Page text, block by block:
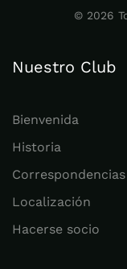
© 2026
Nuestro Club
Bienvenida
Historia
Correspondencias
Localización
Hacerse socio